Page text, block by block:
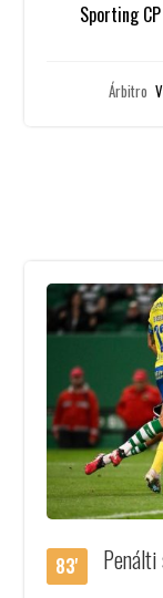
Sporting CP
Árbitro
83' Penálti